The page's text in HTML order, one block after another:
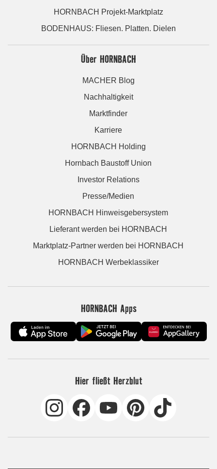
HORNBACH Projekt-Marktplatz
BODENHAUS: Fliesen. Platten. Dielen
Über HORNBACH
MACHER Blog
Nachhaltigkeit
Marktfinder
Karriere
HORNBACH Holding
Hornbach Baustoff Union
Investor Relations
Presse/Medien
HORNBACH Hinweisgebersystem
Lieferant werden bei HORNBACH
Marktplatz-Partner werden bei HORNBACH
HORNBACH Werbeklassiker
HORNBACH Apps
Hier fließt Herzblut